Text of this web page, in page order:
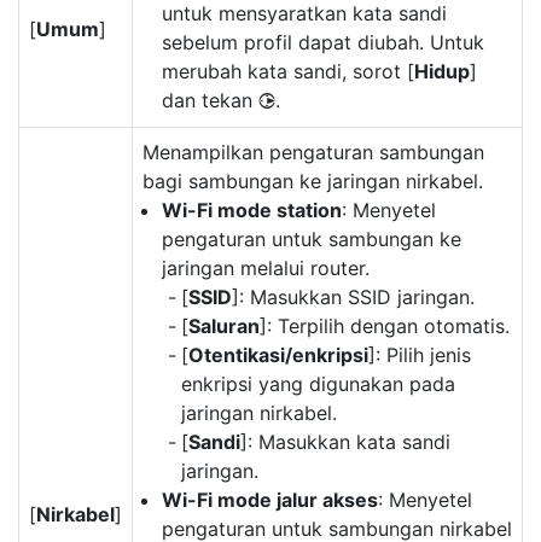
[Umum]
untuk mensyaratkan kata sandi
sebelum profil dapat diubah. Untuk
merubah kata sandi, sorot [Hidup]
dan tekan 2.
[Nirkabel]
Menampilkan pengaturan sambungan
bagi sambungan ke jaringan nirkabel.
Wi-Fi mode station: Menyetel
pengaturan untuk sambungan ke
jaringan melalui router.
[SSID]: Masukkan SSID jaringan.
[Saluran]: Terpilih dengan otomatis.
[Otentikasi/enkripsi]: Pilih jenis
enkripsi yang digunakan pada
jaringan nirkabel.
[Sandi]: Masukkan kata sandi
jaringan.
Wi-Fi mode jalur akses: Menyetel
pengaturan untuk sambungan nirkabel